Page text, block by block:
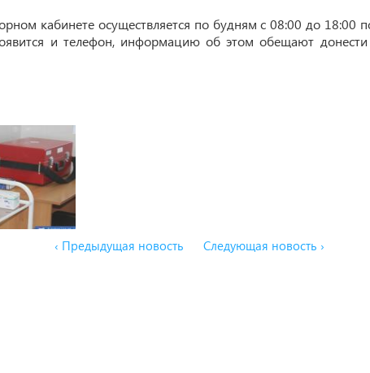
кабинете осуществляется по будням с 08:00 до 18:00
и телефон, информацию об этом обещают
‹ Предыдущая новость Следующая новость ›